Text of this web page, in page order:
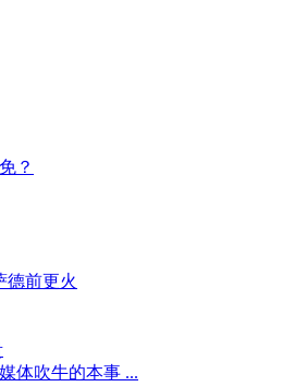
？
德前更火
体吹牛的本事 ...